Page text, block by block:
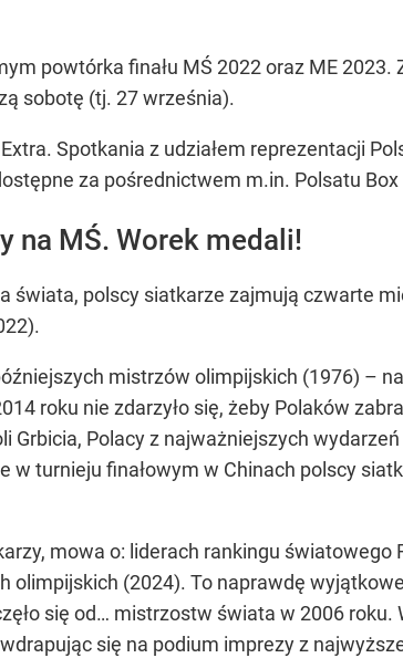
powtórka finału MŚ 2022 oraz ME
sobotę (tj. 27 września).
Spotkania z udziałem reprezentacji
za pośrednictwem m.in. Polsatu Box
na MŚ. Worek medali!
polscy siatkarze zajmują czwarte
mistrzów olimpijskich (1976) –
roku nie zdarzyło się, żeby Polaków
Polacy z najważniejszych
w turnieju finałowym w Chinach polscy
mowa o: liderach rankingu światowego
(2024). To naprawdę
się od… mistrzostw świata w 2006 roku.
się na podium imprezy z